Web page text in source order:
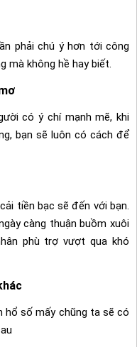
phải chú ý hơn tới công
mà không hề hay biết.
có ý chí mạnh mẽ, khi
bạn sẽ luôn có cách để
tiền bạc sẽ đến với bạn.
càng thuận buồm xuôi
phù trợ vượt qua khó
hổ số mấy chũng ta sẽ có